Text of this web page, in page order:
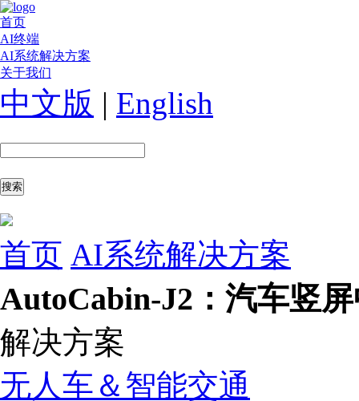
首页
AI终端
AI系统解决方案
关于我们
中文版 | English
首页 AI系统解决方案
AutoCabin-J2：汽车竖
解决方案
无人车＆智能交通